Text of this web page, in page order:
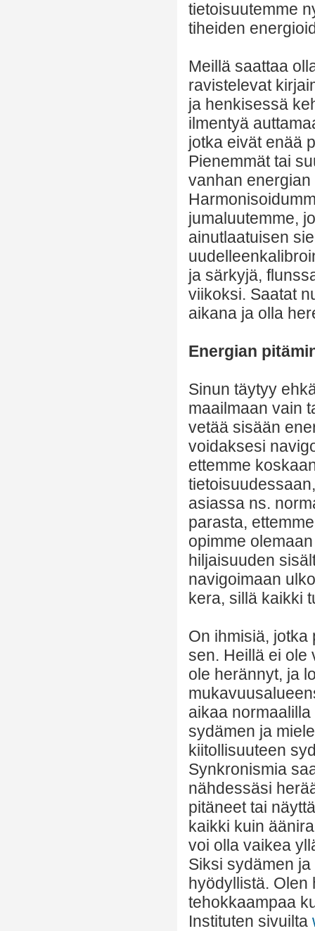
tietoisuutemme
tiheiden
Meillä saattaa
ravistelevat
ja henkisessä
ilmentyä
jotka eivät enää
Pienemmät tai
vanhan
jumaluutemme,
ainutlaatuisen
ja särkyjä,
viikoksi. Saatat
aikana ja olla
Energian
Sinun täytyy
maailmaan vain
vetää sisään
voidaksesi
ettemme
asiassa ns.
parasta,
opimme
hiljaisuuden
navigoimaan
kera, sillä kaikki
On ihmisiä, jotka
sen. Heillä ei ole
ole herännyt, ja
aikaa
sydämen ja
kiitollisuuteen
Synkronismia
nähdessäsi
pitäneet tai
kaikki kuin
voi olla vaikea
Siksi sydämen
hyödyllistä. Olen
tehokkaampaa
Instituten sivuilta